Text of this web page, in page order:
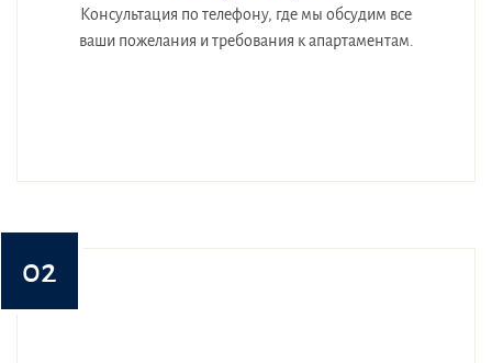
Консультация по телефону, где мы обсудим все
ваши пожелания и требования к апартаментам.
02